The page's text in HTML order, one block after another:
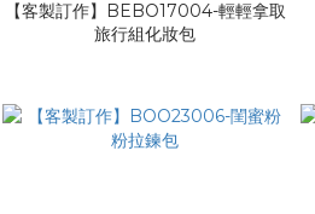
【客製訂作】BEBO17004-輕輕拿取
旅行組化妝包